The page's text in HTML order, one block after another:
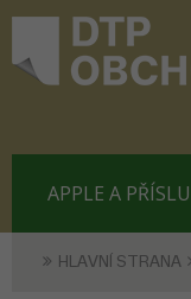
APPLE A
HLAVNÍ STRANA